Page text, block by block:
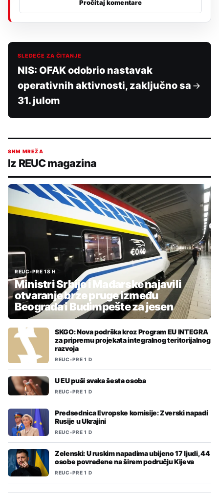
Pročitaj komentare
SLEDEĆE ZA ČITANJE
NIS: OFAK odobrio nastavak
operativnih aktivnosti, zaključno sa
31. julom
SNM MREŽA
Iz REUC magazina
REUC•PRE 18 H
Ministri Srbije i Mađarske najavili
otvaranje brze pruge između
Beograda i Budimpešte za jesen
SKGO: Nova podrška kroz Program EU INTEGRA
za pripremu projekata integralnog teritorijalnog
razvoja
REUC•PRE 1 D
U EU puši svaka šesta osoba
REUC•PRE 1 D
Predsednica Evropske komisije: Zverski napadi
Rusije u Ukrajini
REUC•PRE 1 D
Zelenski: U ruskim napadima ubijeno 17 ljudi, 44
osobe povređene na širem području Kijeva
REUC•PRE 1 D